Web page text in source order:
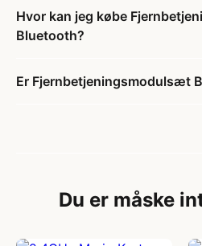
Hvor kan jeg købe
Bluetooth?
Er Fjernbetjeningsmodulsæt
Du er måske